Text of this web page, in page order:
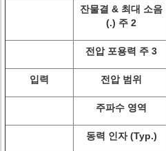
잔물결 & 최대 소음
(.) 주 2
전압 포용력 주 3
입력 전압 범위
주파수 영역
동력 인자 (Typ.)